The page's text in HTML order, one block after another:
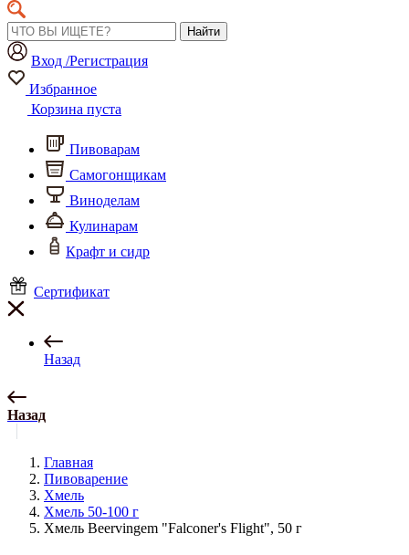
Найти
Вход /Регистрация
Избранное
Корзина пуста
Пивоварам
Самогонщикам
Виноделам
Кулинарам
Крафт и сидр
Сертификат
Назад
Назад
Главная
Пивоварение
Хмель
Хмель 50-100 г
Хмель Beervingem "Falconer's Flight", 50 г